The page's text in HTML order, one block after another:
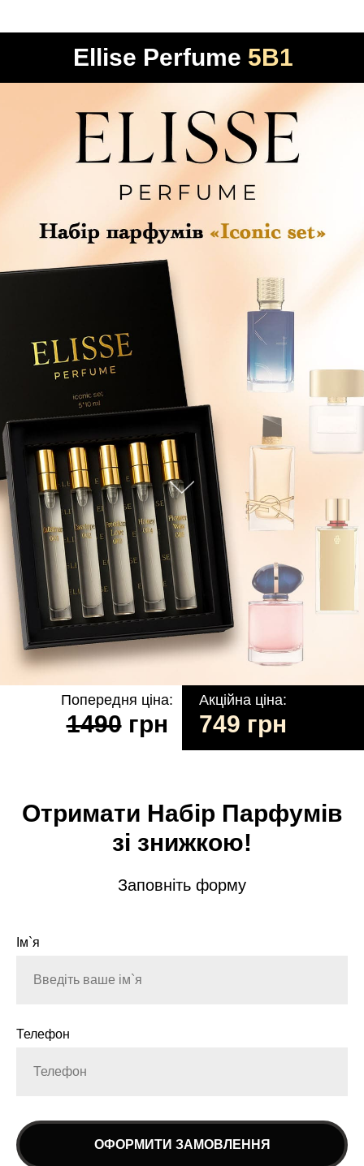
Ellise Perfume 5В1
Попередня ціна: Акційна ціна:
1490грн 749 грн
Отримати Набір Парфумів
зі знижкою!
Заповніть форму
Ім`я
Телефон
ОФОРМИТИ ЗАМОВЛЕННЯ